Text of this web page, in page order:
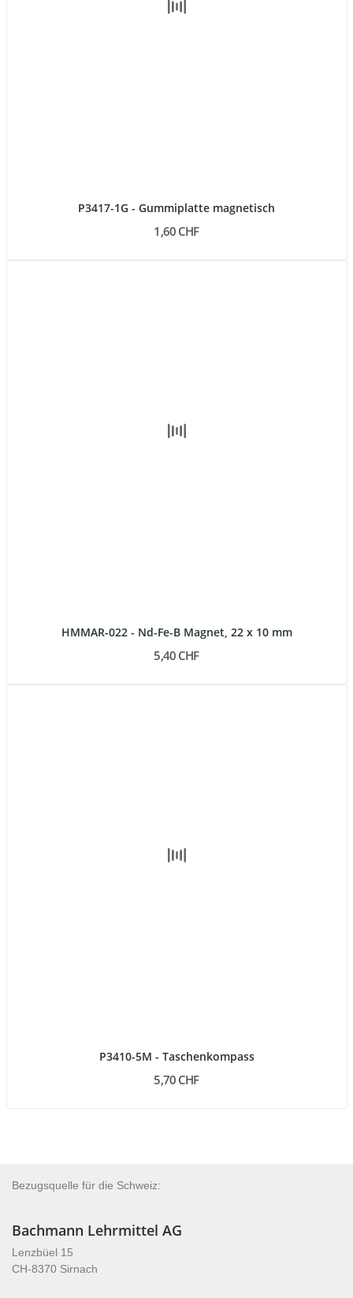
P3417-1G - Gummiplatte magnetisch
1,60 CHF
HMMAR-022 - Nd-Fe-B Magnet, 22 x 10 mm
5,40 CHF
P3410-5M - Taschenkompass
5,70 CHF
Bezugsquelle für die Schweiz:
Bachmann Lehrmittel AG
Lenzbüel 15
CH-8370 Sirnach